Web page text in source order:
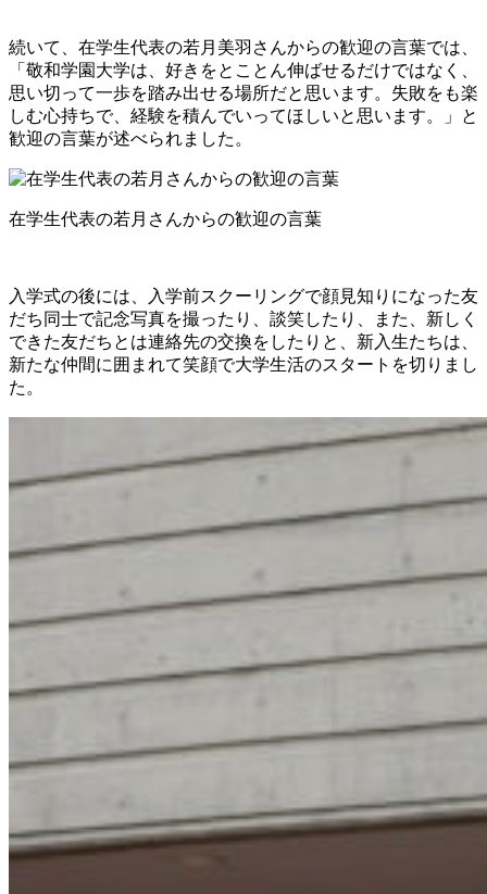
続いて、在学生代表の若月美羽さんからの歓迎の言葉では、
「敬和学園大学は、好きをとことん伸ばせるだけではなく、
思い切って一歩を踏み出せる場所だと思います。失敗をも楽
しむ心持ちで、経験を積んでいってほしいと思います。」と
歓迎の言葉が述べられました。
在学生代表の若月さんからの歓迎の言葉
入学式の後には、入学前スクーリングで顔見知りになった友
だち同士で記念写真を撮ったり、談笑したり、また、新しく
できた友だちとは連絡先の交換をしたりと、新入生たちは、
新たな仲間に囲まれて笑顔で大学生活のスタートを切りまし
た。